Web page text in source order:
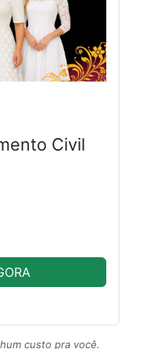
Civil
custo pra você.